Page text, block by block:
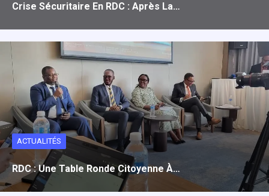
Crise Sécuritaire En RDC : Après La…
ACTUALITÉS
RDC : Une Table Ronde Citoyenne À…